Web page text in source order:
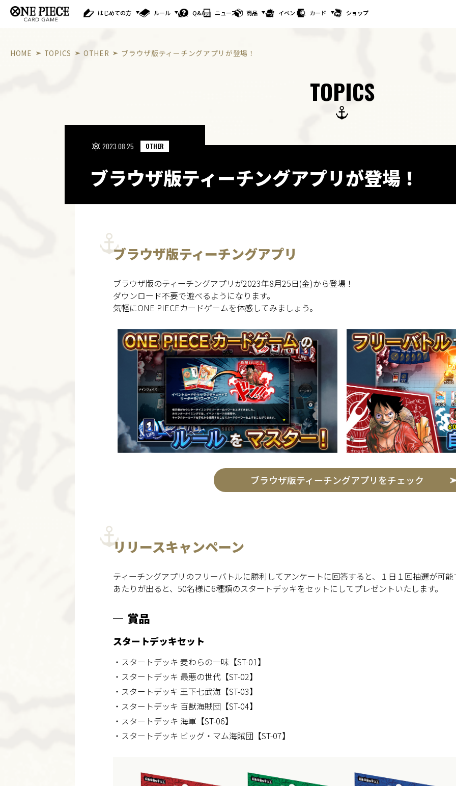
はじめての方 ルール Q&A ニュース 商品 イベント カード ショップ
HOME TOPICS OTHER ブラウザ版ティーチングアプリが登場！
TOPICS
ブラウザ版ティーチングアプリが登場！
2023.08.25 OTHER
ブラウザ版ティーチングアプリ
ブラウザ版のティーチングアプリが2023年8月25日(金)から登場！
ダウンロード不要で遊べるようになります。
気軽にONE PIECEカードゲームを体感してみましょう。
ブラウザ版ティーチングアプリをチェック
リリースキャンペーン
ティーチングアプリのフリーバトルに勝利してアンケートに回答すると、１日１回抽選が可能
あたりが出ると、50名様に6種類のスタートデッキをセットにしてプレゼントいたします。
賞品
スタートデッキセット
・スタートデッキ 麦わらの一味【ST-01】
・スタートデッキ 最悪の世代【ST-02】
・スタートデッキ 王下七武海【ST-03】
・スタートデッキ 百獣海賊団【ST-04】
・スタートデッキ 海軍【ST-06】
・スタートデッキ ビッグ・マム海賊団【ST-07】